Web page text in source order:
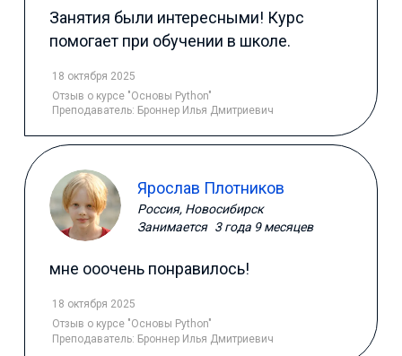
Занятия были интересными! Курс
помогает при обучении в школе.
18 октября 2025
Отзыв о курсе "Основы Python"
Преподаватель: Броннер Илья Дмитриевич
Ярослав Плотников
Россия, Новосибирск
Занимается 3 года 9 месяцев
мне ооочень понравилось!
18 октября 2025
Отзыв о курсе "Основы Python"
Преподаватель: Броннер Илья Дмитриевич